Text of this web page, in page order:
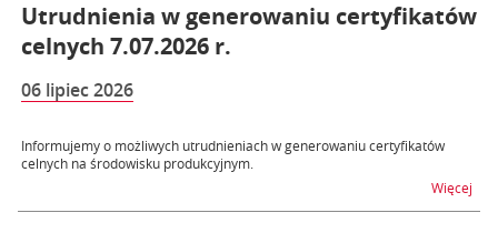
Utrudnienia w generowaniu certyfikatów
celnych 7.07.2026 r.
06 lipiec 2026
Informujemy o możliwych utrudnieniach w generowaniu certyfikatów
celnych na środowisku produkcyjnym.
Więcej